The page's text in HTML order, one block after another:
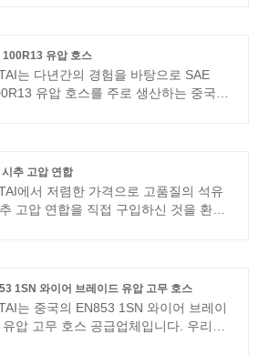
부분의 유럽 및 미국 시장을 포괄합니
우리는 중국에서 귀하의 장기적인 파트
되기를 기대하고 있습니다.
100R13 유압 호스
는 다년간의 경험을 바탕으로 SAE
유압 호스를 주로 생산하는 중국
분의 유럽 및 미국 시장을 포괄합니다.
는 중국에서 귀하의 장기적인 파트너가
를 기대하고 있습니다.
추 고압 연합
에서 저렴한 가격으로 고품질의 석유
고압 연합을 직접 구입하신 것을 환영
을 포괄합니다. 우리는 중국에서 귀하
장기적인 파트너가 되기를 기대하고 있
다.
1SN 와이어 브레이드 유압 고무 호스
는 중국의 EN853 1SN 와이어 브레이
유압 고무 호스 공급업체입니다. 우리는